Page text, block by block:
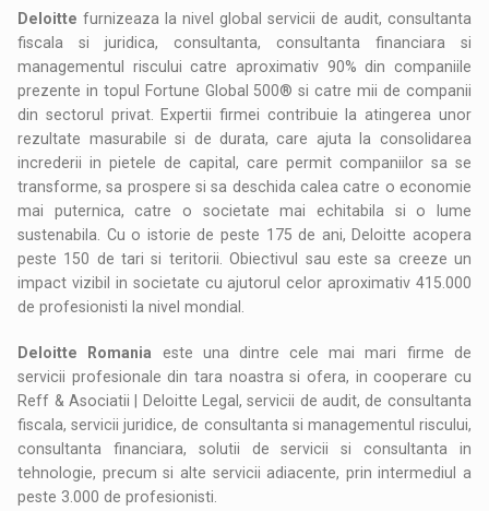
Deloitte furnizeaza la nivel global servicii de audit, consultanta
fiscala si juridica, consultanta, consultanta financiara si
managementul riscului catre aproximativ 90% din companiile
prezente in topul Fortune Global 500® si catre mii de companii
din sectorul privat. Expertii firmei contribuie la atingerea unor
rezultate masurabile si de durata, care ajuta la consolidarea
increderii in pietele de capital, care permit companiilor sa se
transforme, sa prospere si sa deschida calea catre o economie
mai puternica, catre o societate mai echitabila si o lume
sustenabila. Cu o istorie de peste 175 de ani, Deloitte acopera
peste 150 de tari si teritorii. Obiectivul sau este sa creeze un
impact vizibil in societate cu ajutorul celor aproximativ 415.000
de profesionisti la nivel mondial.
Deloitte Romania este una dintre cele mai mari firme de
servicii profesionale din tara noastra si ofera, in cooperare cu
Reff & Asociatii | Deloitte Legal, servicii de audit, de consultanta
fiscala, servicii juridice, de consultanta si managementul riscului,
consultanta financiara, solutii de servicii si consultanta in
tehnologie, precum si alte servicii adiacente, prin intermediul a
peste 3.000 de profesionisti.